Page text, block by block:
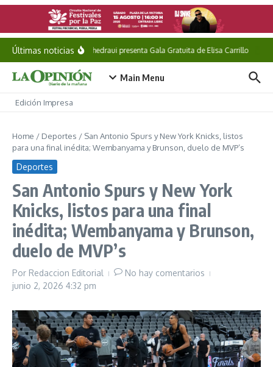
Saltar al contenido
Últimas noticiasPepe Chedraui presenta Gala Gratuita de Elisa Carrillo
Main Menu
Edición Impresa
Home / Deportes / San Antonio Spurs y New York Knicks, listos
para una final inédita; Wembanyama y Brunson, duelo de MVP’s
Deportes
San Antonio Spurs y New York
Knicks, listos para una final
inédita; Wembanyama y Brunson,
duelo de MVP’s
Por Redaccion Editorial
No hay comentarios
junio 2, 2026 4:32 pm